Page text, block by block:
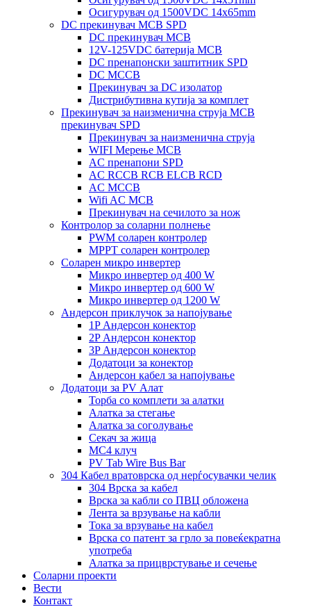
Осигурувач од 1500VDC 14x65mm
DC прекинувач MCB SPD
DC прекинувач MCB
12V-125VDC батерија MCB
DC пренапонски заштитник SPD
DC MCCB
Прекинувач за DC изолатор
Дистрибутивна кутија за комплет
Прекинувач за наизменична струја MCB
прекинувач SPD
Прекинувач за наизменична струја
WIFI Мерење MCB
AC пренапони SPD
AC RCCB RCB ELCB RCD
AC MCCB
Wifi AC MCB
Прекинувач на сечилото за нож
Контролор за соларни полнење
PWM соларен контролер
MPPT соларен контролер
Соларен микро инвертер
Микро инвертер од 400 W
Микро инвертер од 600 W
Микро инвертер од 1200 W
Андерсон приклучок за напојување
1P Андерсон конектор
2P Андерсон конектор
3P Андерсон конектор
Додатоци за конектор
Андерсон кабел за напојување
Додатоци за PV Алат
Торба со комплети за алатки
Алатка за стегање
Алатка за соголување
Секач за жица
MC4 клуч
PV Tab Wire Bus Bar
304 Кабел вратоврска од нерѓосувачки челик
304 Врска за кабел
Врска за кабли со ПВЦ обложена
Лента за врзување на кабли
Тока за врзување на кабел
Врска со патент за грло за повеќекратна
употреба
Алатка за прицврстување и сечење
Соларни проекти
Вести
Контакт